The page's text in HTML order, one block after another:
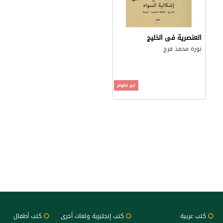
العنصرية فى الخليج
نورة محمد فرج
غير متوفر
كتب عربية كتب إنجليزية ولغات أخرى كتب أطفال